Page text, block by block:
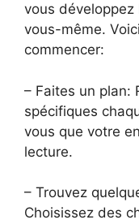
vous
vous-même.
commencer:
– Faites un plan:
spécifiques
vous que votre
lecture.
– Trouvez
Choisissez des